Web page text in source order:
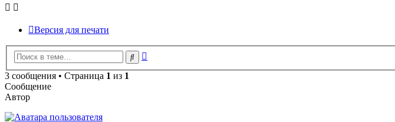
Версия для печати
Поиск
3 сообщения • Страница 1 из 1
Сообщение
Автор